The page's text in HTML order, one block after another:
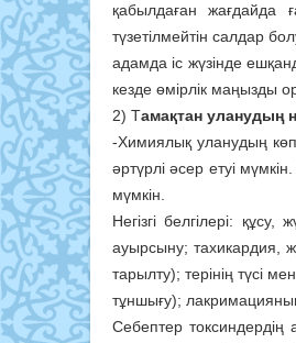
қабылдаған жағдайда
түзетілмейтін салдар
адамда іс жүзінде
кезде өмірлік маңызды
2) Тамақтан уланудың
-Химиялық уланудың
әртүрлі әсер етуі
мүмкін.
Негізгі белгілері:
ауырсыну; тахикардия,
тарылту); терінің түсі
тұншығу);
Себептер токсиндердің